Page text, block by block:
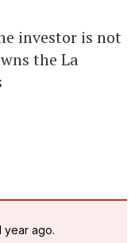
investor is not
the La
year ago.